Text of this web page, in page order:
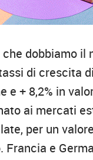
che dobbiamo il
di crescita
e + 8,2% in
ai mercati
per un
Francia e